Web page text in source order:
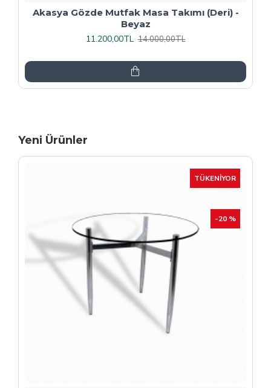
Premıum - Gözde Mutfak Masa Takımı -
Füme
13.600,00TL 17.000,00TL
Yeni Ürünler
-15 %